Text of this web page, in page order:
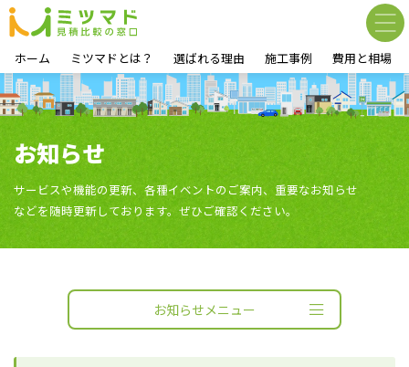
ホーム ミツマドとは？ 選ばれる理由 施工事例 費用と相場
お知らせ
サービスや機能の更新、各種イベントのご案内、重要なお知らせ
などを随時更新しております。ぜひご確認ください。
お知らせメニュー